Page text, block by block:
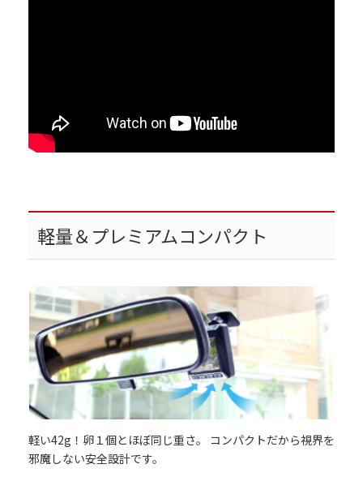
軽量＆プレミアムコンパクト
軽い42g！卵１個とほぼ同じ重さ。 コンパクトだから視界を
邪魔しない安全設計です。